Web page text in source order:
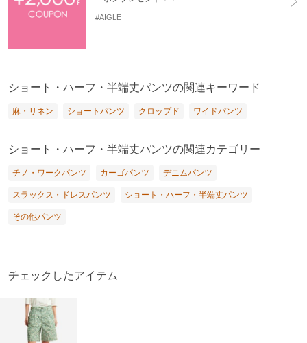
#AIGLE
ショート・ハーフ・半端丈パンツの関連キーワード
麻・リネン ショートパンツ クロップド ワイドパンツ
ショート・ハーフ・半端丈パンツの関連カテゴリー
チノ・ワークパンツ カーゴパンツ デニムパンツ
スラックス・ドレスパンツ ショート・ハーフ・半端丈パンツ
その他パンツ
チェックしたアイテム